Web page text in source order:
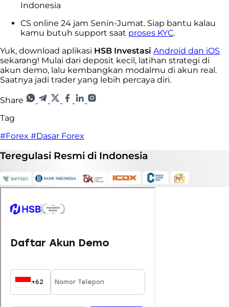
Indonesia
CS online 24 jam Senin-Jumat. Siap bantu kalau
kamu butuh support saat proses KYC.
Yuk, download aplikasi HSB Investasi Android dan iOS
sekarang! Mulai dari deposit kecil, latihan strategi di
akun demo, lalu kembangkan modalmu di akun real.
Saatnya jadi trader yang lebih percaya diri.
Share
Tag
#Forex #Dasar Forex
Teregulasi Resmi di Indonesia